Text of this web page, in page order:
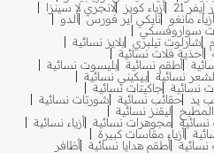
إيفر 21 أزياء كويز
لانجري لا سينزا
أزياء مانغو نايكي اير فورس ألدو
سواروفسكي
شارلوت تيلبري بلايز نسائية
أحذية فلات نسائية
أطقم نسائية بليسوت نسائية
نسائية بيكيني نسائية
نسائية جاكيتات نسائية
يد حقائب نسائية
شورتات نسائية
المطبخ
ليقنز نسائية
مجوهرات نسائية أزياء نسائية
أزياء مقاسات كبيرة
أطقم هدايا نسائية أظافر